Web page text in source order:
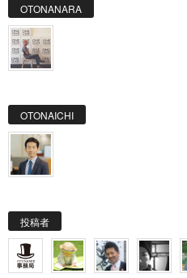
OTONANARA
OTONAICHI
投稿者